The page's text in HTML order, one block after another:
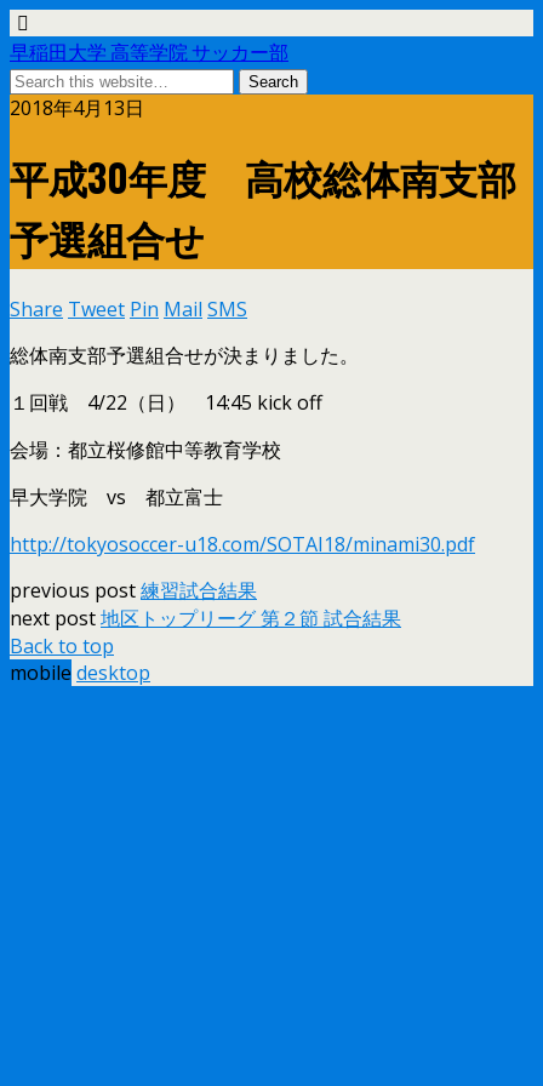
早稲田大学 高等学院 サッカー部
2018年4月13日
平成30年度 高校総体南支部
予選組合せ
Share Tweet Pin Mail SMS
総体南支部予選組合せが決まりました。
１回戦 4/22（日） 14:45 kick off
会場：都立桜修館中等教育学校
早大学院 vs 都立富士
http://tokyosoccer-u18.com/SOTAI18/minami30.pdf
previous post練習試合結果
next post地区トップリーグ 第２節 試合結果
Back to top
mobile desktop